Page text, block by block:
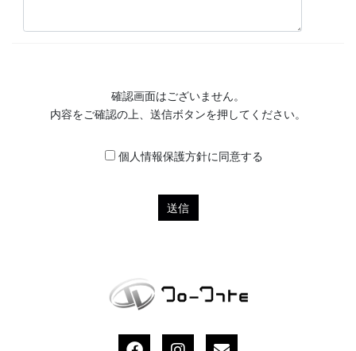
確認画面はございません。
内容をご確認の上、送信ボタンを押してください。
個人情報保護方針に同意する